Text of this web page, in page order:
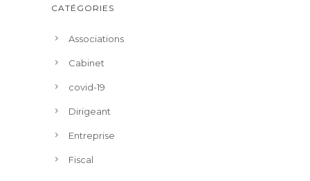
CATÉGORIES
Associations
Cabinet
covid-19
Dirigeant
Entreprise
Fiscal